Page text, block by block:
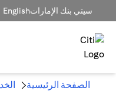
سيتي بنك الإماراتEnglish
الصفحة الرئيسية